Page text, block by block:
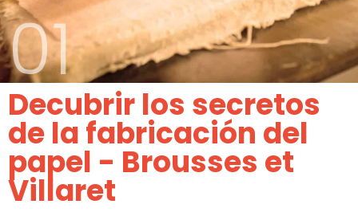
01
Decubrir los secretos
de la fabricación del
papel - Brousses et
Villaret